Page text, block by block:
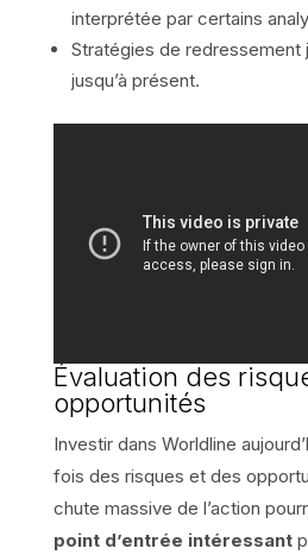
interprétée par certains
Stratégies de redressement
jusqu’à présent.
Évaluation des
opportunités
Investir dans Worldline
fois des risques et des
chute massive de l’action
point d’entrée intéressant